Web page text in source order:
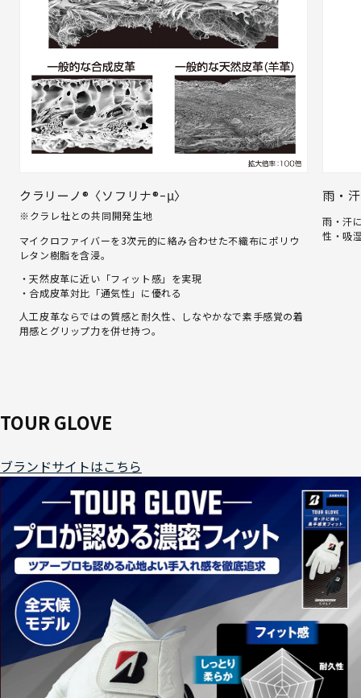
クラリーノ®〈ソフリナ®ｰμ〉
※クラレ社との共同開発生地
マイクロファイバーを3次元的に絡み合わせた不織布にポリウ
レタン樹脂を含浸。
・天然皮革に近い「フィット感」を実現
・合成皮革対比「通気性」に優れる
人工皮革ならではの質感と耐久性、しなやかなで素手感覚の着
用感とグリップ力を併せ持つ。
雨・
雨・汗
性・吸
TOUR GLOVE
ブランドサイトはこちら